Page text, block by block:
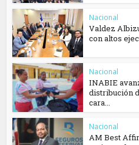
Nacional
Valdez
con altos
Nacional
INABIE
distribución
cara...
Nacional
AM Best